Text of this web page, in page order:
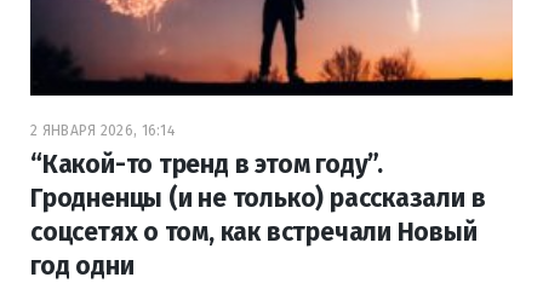
2 ЯНВАРЯ 2026, 16:14
“Какой-то тренд в этом году”.
Гродненцы (и не только) рассказали в
соцсетях о том, как встречали Новый
год одни